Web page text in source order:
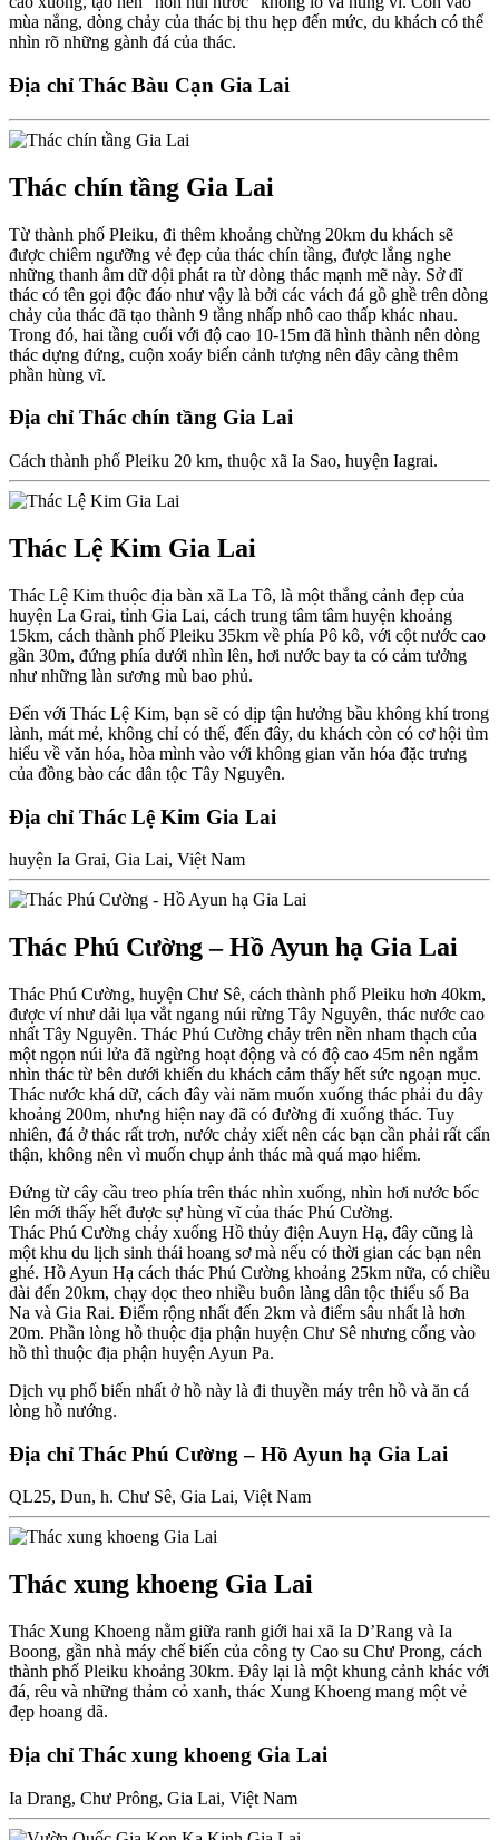
mùa nắng, dòng chảy của thác bị thu hẹp đến mức, du khách có thể
nhìn rõ những gành đá của thác.
Địa chỉ Thác Bàu Cạn Gia Lai
Thác chín tầng Gia Lai
Từ thành phố Pleiku, đi thêm khoảng chừng 20km du khách sẽ
được chiêm ngưỡng vẻ đẹp của thác chín tầng, được lắng nghe
những thanh âm dữ dội phát ra từ dòng thác mạnh mẽ này. Sở dĩ
thác có tên gọi độc đáo như vậy là bởi các vách đá gồ ghề trên dòng
chảy của thác đã tạo thành 9 tầng nhấp nhô cao thấp khác nhau.
Trong đó, hai tầng cuối với độ cao 10-15m đã hình thành nên dòng
thác dựng đứng, cuộn xoáy biến cảnh tượng nên đây càng thêm
phần hùng vĩ.
Địa chỉ Thác chín tầng Gia Lai
Cách thành phố Pleiku 20 km, thuộc xã Ia Sao, huyện Iagrai.
Thác Lệ Kim Gia Lai
Thác Lệ Kim thuộc địa bàn xã La Tô, là một thắng cảnh đẹp của
huyện La Grai, tỉnh Gia Lai, cách trung tâm tâm huyện khoảng
15km, cách thành phố Pleiku 35km về phía Pô kô, với cột nước cao
gần 30m, đứng phía dưới nhìn lên, hơi nước bay ta có cảm tưởng
như những làn sương mù bao phủ.
Đến với Thác Lệ Kim, bạn sẽ có dịp tận hưởng bầu không khí trong
lành, mát mẻ, không chỉ có thế, đến đây, du khách còn có cơ hội tìm
hiểu về văn hóa, hòa mình vào với không gian văn hóa đặc trưng
của đồng bào các dân tộc Tây Nguyên.
Địa chỉ Thác Lệ Kim Gia Lai
huyện Ia Grai, Gia Lai, Việt Nam
Thác Phú Cường – Hồ Ayun hạ Gia Lai
Thác Phú Cường, huyện Chư Sê, cách thành phố Pleiku hơn 40km,
được ví như dải lụa vắt ngang núi rừng Tây Nguyên, thác nước cao
nhất Tây Nguyên. Thác Phú Cường chảy trên nền nham thạch của
một ngọn núi lửa đã ngừng hoạt động và có độ cao 45m nên ngắm
nhìn thác từ bên dưới khiến du khách cảm thấy hết sức ngoạn mục.
Thác nước khá dữ, cách đây vài năm muốn xuống thác phải đu dây
khoảng 200m, nhưng hiện nay đã có đường đi xuống thác. Tuy
nhiên, đá ở thác rất trơn, nước chảy xiết nên các bạn cần phải rất cẩn
thận, không nên vì muốn chụp ảnh thác mà quá mạo hiểm.
Đứng từ cây cầu treo phía trên thác nhìn xuống, nhìn hơi nước bốc
lên mới thấy hết được sự hùng vĩ của thác Phú Cường.
Thác Phú Cường chảy xuống Hồ thủy điện Auyn Hạ, đây cũng là
một khu du lịch sinh thái hoang sơ mà nếu có thời gian các bạn nên
ghé. Hồ Ayun Hạ cách thác Phú Cường khoảng 25km nữa, có chiều
dài đến 20km, chạy dọc theo nhiều buôn làng dân tộc thiểu số Ba
Na và Gia Rai. Điểm rộng nhất đến 2km và điểm sâu nhất là hơn
20m. Phần lòng hồ thuộc địa phận huyện Chư Sê nhưng cổng vào
hồ thì thuộc địa phận huyện Ayun Pa.
Dịch vụ phổ biến nhất ở hồ này là đi thuyền máy trên hồ và ăn cá
lòng hồ nướng.
Địa chỉ Thác Phú Cường – Hồ Ayun hạ Gia Lai
QL25, Dun, h. Chư Sê, Gia Lai, Việt Nam
Thác xung khoeng Gia Lai
Thác Xung Khoeng nằm giữa ranh giới hai xã Ia D’Rang và Ia
Boong, gần nhà máy chế biến của công ty Cao su Chư Prong, cách
thành phố Pleiku khoảng 30km. Đây lại là một khung cảnh khác với
đá, rêu và những thảm cỏ xanh, thác Xung Khoeng mang một vẻ
đẹp hoang dã.
Địa chỉ Thác xung khoeng Gia Lai
Ia Drang, Chư Prông, Gia Lai, Việt Nam